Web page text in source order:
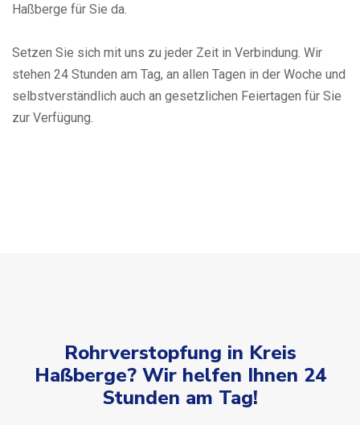
Haßberge für Sie da.
Setzen Sie sich mit uns zu jeder Zeit in Verbindung. Wir
stehen 24 Stunden am Tag, an allen Tagen in der Woche und
selbstverständlich auch an gesetzlichen Feiertagen für Sie
zur Verfügung.
Rohrverstopfung in Kreis
Haßberge? Wir helfen Ihnen 24
Stunden am Tag!